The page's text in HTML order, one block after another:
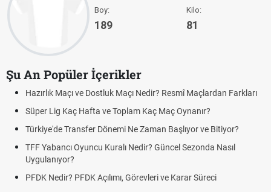
Boy:
189
Kilo:
81
Şu An Popüler İçerikler
Hazırlık Maçı ve Dostluk Maçı Nedir? Resmî Maçlardan Farkları
Süper Lig Kaç Hafta ve Toplam Kaç Maç Oynanır?
Türkiye'de Transfer Dönemi Ne Zaman Başlıyor ve Bitiyor?
TFF Yabancı Oyuncu Kuralı Nedir? Güncel Sezonda Nasıl
Uygulanıyor?
PFDK Nedir? PFDK Açılımı, Görevleri ve Karar Süreci